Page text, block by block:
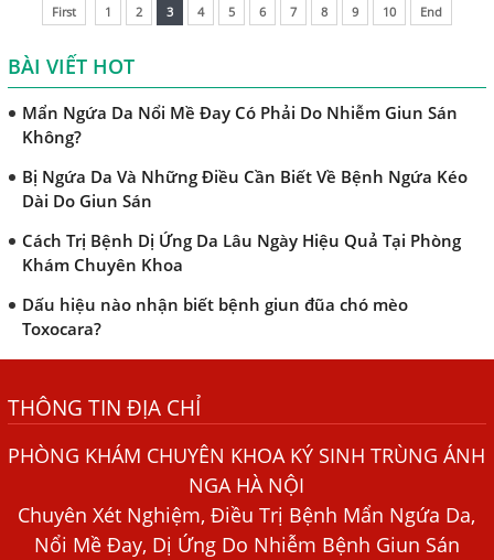
Phòng khám...
First 1 2 3 4 5 6 7 8 9 10 End
BÀI VIẾT HOT
Nhân Dị Ứng Da
Điều trị bệnh sán lá gan ở đâu?
Mẩn Ngứa Da Nổi Mề Đay Có Phải Do Nhiễm Giun Sán
Không?
Dài Do Giun Sán
Cách Trị Bệnh Dị Ứng Da Lâu Ngày Hiệu Quả Tại Phòng
Khám Chuyên Khoa
Toxocara?
Những điều cần biết về bệnh giun đũa chó mèo
Bệnh Chàm Và Những Yếu Tố Liên Quan Đến Bệnh Giun
Sán
Dấu Hiệu Ngứa Da, Dị Ứng, Nổi Mề Đay Do Nhiễm Sán
Bác sĩ Nguyễn Ngọc Ánh Phòng Khám Ánh Nga Đề Tài
Nghiên Cứu Khoa
THÔNG TIN ĐỊA CHỈ
PHÒNG KHÁM CHUYÊN KHOA KÝ SINH TRÙNG ÁNH
NGA HÀ NỘI
Chuyên Xét Nghiệm, Điều Trị Bệnh Mẩn Ngứa Da,
Nổi Mề Đay, Dị Ứng Do Nhiễm Bệnh Giun Sán